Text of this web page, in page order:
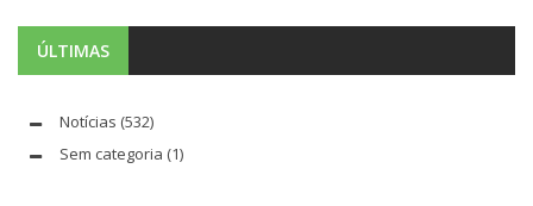
ÚLTIMAS
Notícias (532)
Sem categoria (1)